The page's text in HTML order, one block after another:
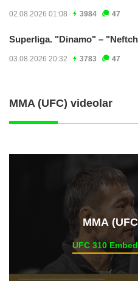
02.08.2026 01:08 3984 47
Superliga. "Dinamo" –
03.08.2026 20:32 3783 47
MMA (UFC) videolar
ММА
UFC 310